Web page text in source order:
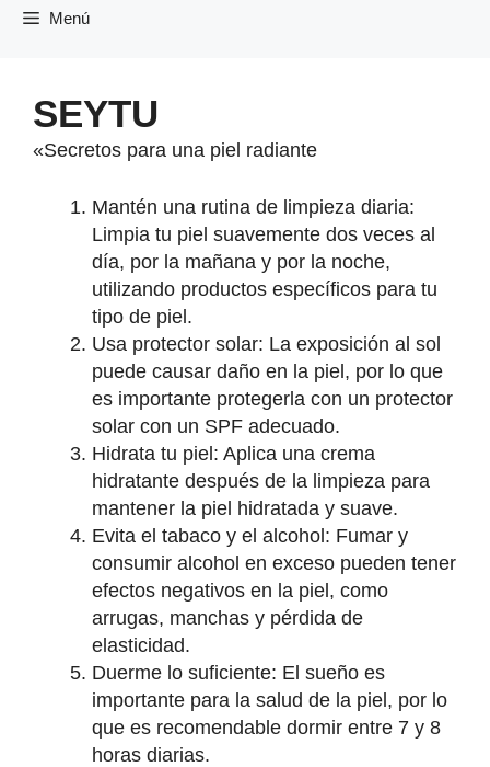
Saltar Menú
SEYTU
«Secretos para una piel radiante
Mantén una rutina de limpieza diaria:
Limpia tu piel suavemente dos veces al
día, por la mañana y por la noche,
utilizando productos específicos para tu
tipo de piel.
Usa protector solar: La exposición al sol
puede causar daño en la piel, por lo que
es importante protegerla con un protector
solar con un SPF adecuado.
Hidrata tu piel: Aplica una crema
hidratante después de la limpieza para
mantener la piel hidratada y suave.
Evita el tabaco y el alcohol: Fumar y
consumir alcohol en exceso pueden tener
efectos negativos en la piel, como
arrugas, manchas y pérdida de
elasticidad.
Duerme lo suficiente: El sueño es
importante para la salud de la piel, por lo
que es recomendable dormir entre 7 y 8
horas diarias.